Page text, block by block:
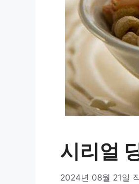
시리얼
2024년 08월 21일